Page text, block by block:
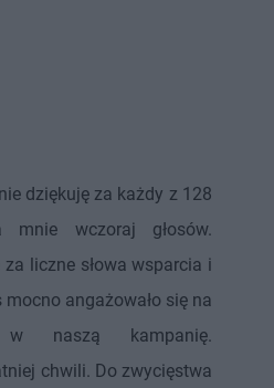
dziękuję za każdy z 128
wczoraj głosów.
liczne słowa wsparcia i
mocno angażowało się na
naszą kampanię.
chwili. Do zwycięstwa